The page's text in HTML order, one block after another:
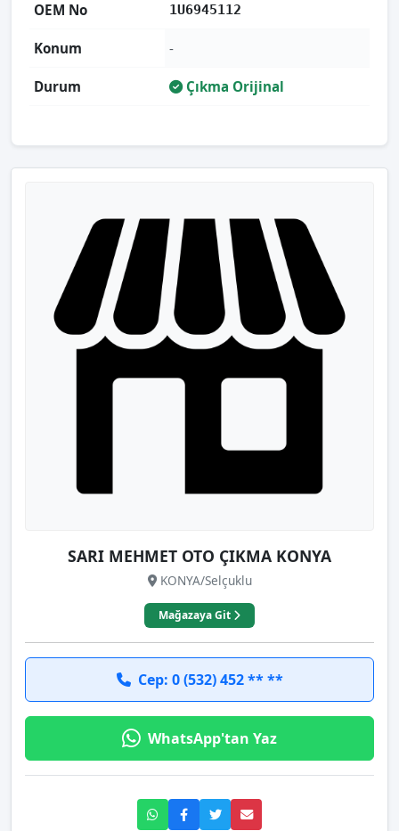
OEM No 1U6945112
Konum -
Durum Çıkma Orijinal
SARI MEHMET OTO ÇIKMA KONYA
KONYA/Selçuklu
Mağazaya Git
Cep: 0 (532) 452 ** **
WhatsApp'tan Yaz